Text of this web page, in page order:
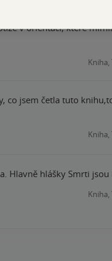
nemohu si pomoct.
v orientaci, které
Kniha,
co jsem četla tuto
Kniha,
Hlavně hlášky Smrti jsou
Kniha,